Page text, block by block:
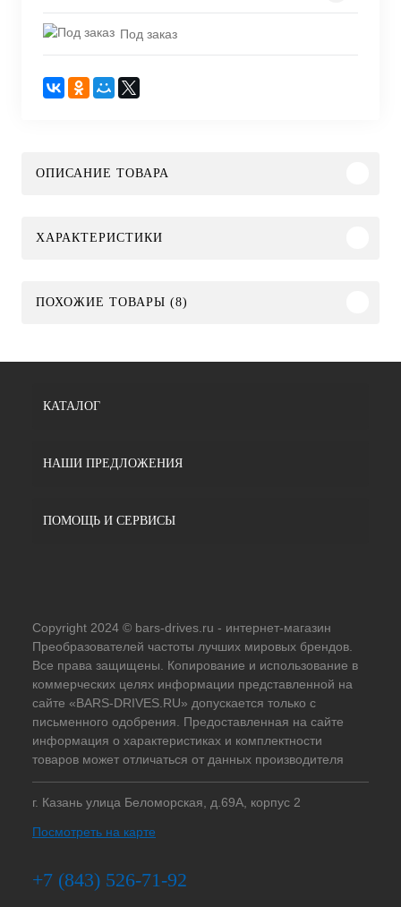
Под заказ
ОПИСАНИЕ ТОВАРА
ХАРАКТЕРИСТИКИ
ПОХОЖИЕ ТОВАРЫ (8)
КАТАЛОГ
НАШИ ПРЕДЛОЖЕНИЯ
ПОМОЩЬ И СЕРВИСЫ
Copyright 2024 © bars-drives.ru - интернет-магазин
Преобразователей частоты лучших мировых брендов.
Все права защищены. Копирование и использование в
коммерческих целях информации представленной на
сайте «BARS-DRIVES.RU» допускается только с
письменного одобрения. Предоставленная на сайте
информация о характеристиках и комплектности
товаров может отличаться от данных производителя
г. Казань улица Беломорская, д.69А, корпус 2
Посмотреть на карте
+7 (843) 526-71-92